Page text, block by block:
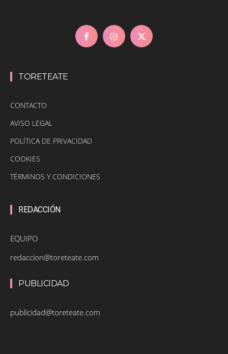
TORETEATE
CONTACTO
AVISO LEGAL
POLÍTICA DE PRIVACIDAD
COOKIES
TÉRMINOS Y CONDICIONES
REDACCIÓN
EQUIPO
redaccion@toreteate.com
PUBLICIDAD
publicidad@toreteate.com